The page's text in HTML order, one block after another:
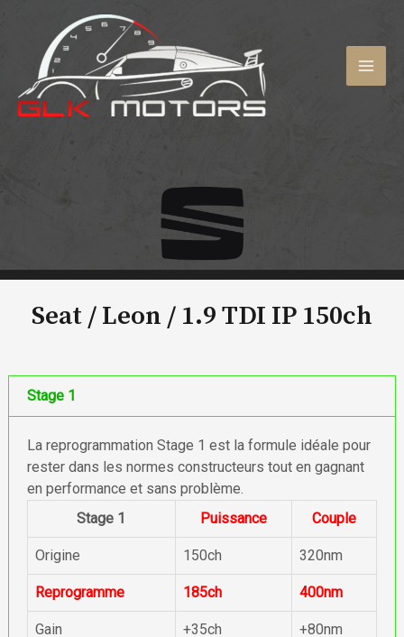
contenu
Seat / Leon / 1.9 TDI IP 150ch
Stage 1
La reprogrammation Stage 1 est la formule idéale pour
rester dans les normes constructeurs tout en gagnant
en performance et sans problème.
Stage 1
Puissance Couple
Origine 150ch 320nm
Reprogramme 185ch 400nm
Gain +35ch +80nm